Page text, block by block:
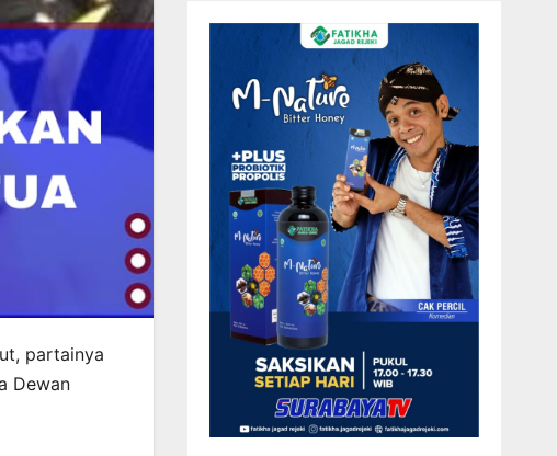
partainya
Dewan